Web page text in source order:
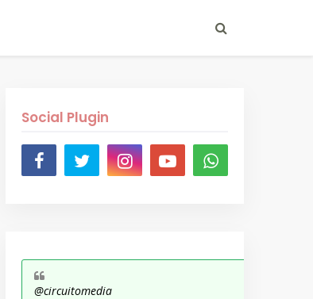
Social Plugin
@circuitomedia